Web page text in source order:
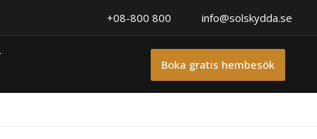
+08-800 800 info@solskydda.se
Boka gratis hembesök